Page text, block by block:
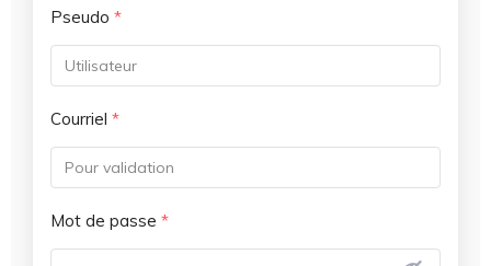
Pseudo *
Courriel *
Mot de passe *